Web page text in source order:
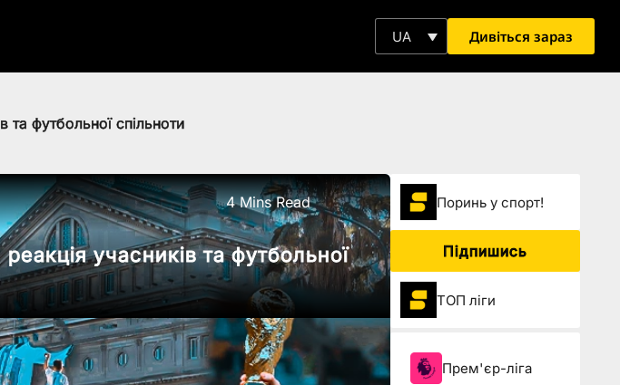
UA Дивіться зараз
та футбольної спільноти
4 Mins Read
учасників та футбольної
Поринь у спорт!
Підпишись
ТОП ліги
Прем'єр-ліга